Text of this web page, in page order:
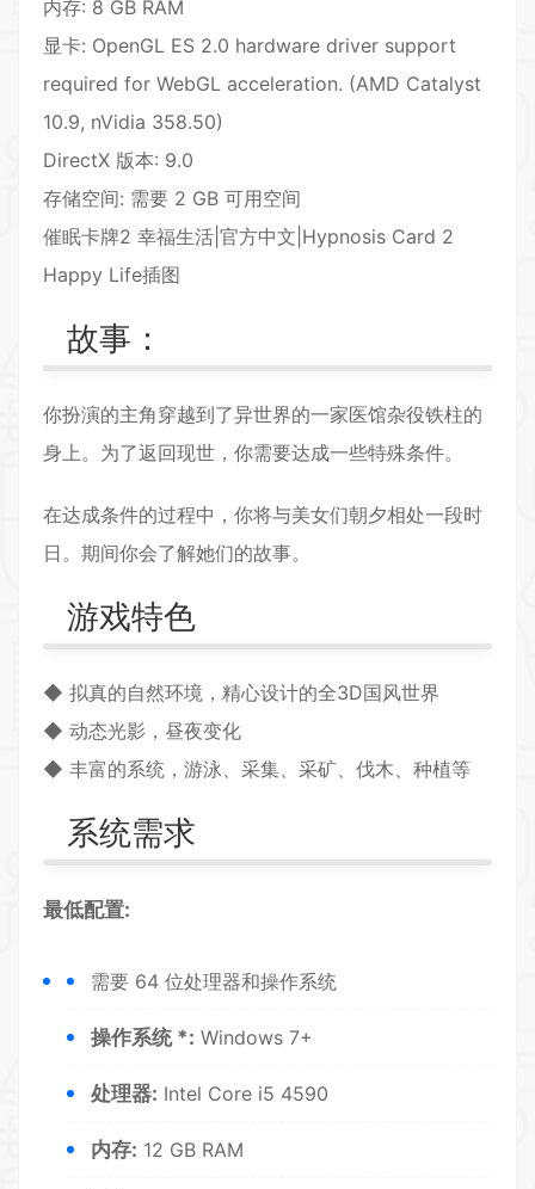
内存: 8 GB RAM
显卡: OpenGL ES 2.0 hardware driver support
required for WebGL acceleration. (AMD Catalyst
10.9, nVidia 358.50)
DirectX 版本: 9.0
存储空间: 需要 2 GB 可用空间
催眠卡牌2 幸福生活|官方中文|Hypnosis Card 2
Happy Life插图
故事：
你扮演的主角穿越到了异世界的一家医馆杂役铁柱的
身上。为了返回现世，你需要达成一些特殊条件。
在达成条件的过程中，你将与美女们朝夕相处一段时
日。期间你会了解她们的故事。
游戏特色
◆ 拟真的自然环境，精心设计的全3D国风世界
◆ 动态光影，昼夜变化
◆ 丰富的系统，游泳、采集、 采矿、伐木、种植等
系统需求
最低配置:
需要 64 位处理器和操作系统
操作系统 *: Windows 7+
处理器: Intel Core i5 4590
内存: 12 GB RAM